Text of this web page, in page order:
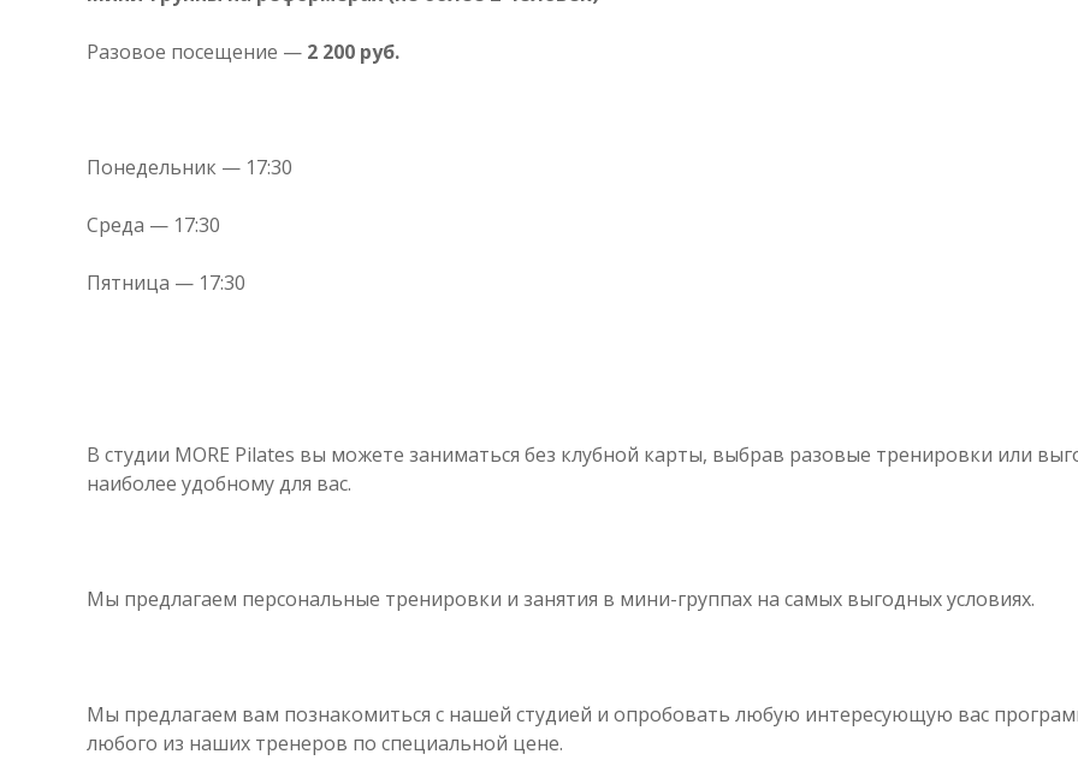
Разовое посещение — 2 200 руб.
Понедельник — 17:30
Среда — 17:30
Пятница — 17:30
В студии MORE Pilates вы можете заниматься без клубной карты, выбрав разовые тренировки или
наиболее удобному для вас.
Мы предлагаем персональные тренировки и занятия в мини-группах на самых выгодных условиях.
Мы предлагаем вам познакомиться с нашей студией и опробовать любую интересующую вас
любого из наших тренеров по специальной цене.